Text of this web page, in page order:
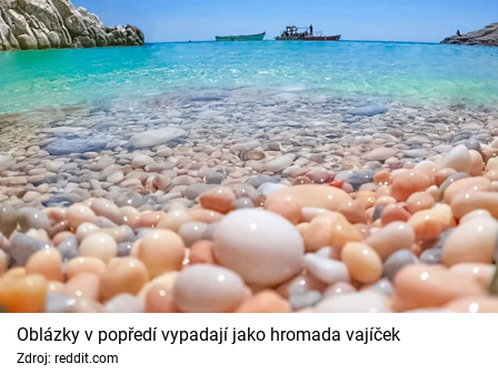
Oblázky v popředí vypadají jako hromada vajíček
Zdroj: reddit.com